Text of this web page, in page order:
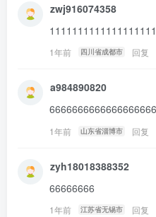
zwj916074358
1年前 四川省成都市 回复
a984890820
1年前 山东省淄博市 回复
zyh18018388352
66666666
1年前 江苏省无锡市 回复